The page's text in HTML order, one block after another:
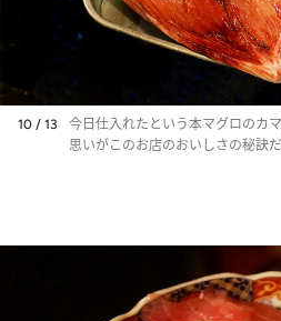
10 / 13
今日仕入れたという本マグロのカ
思いがこのお店のおいしさの秘訣だ